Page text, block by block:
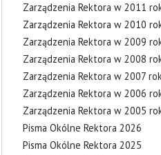
Zarządzenia Rektora w 2011
Zarządzenia Rektora w 2010
Zarządzenia Rektora w 2009
Zarządzenia Rektora w 2008
Zarządzenia Rektora w 2007
Zarządzenia Rektora w 2006
Zarządzenia Rektora w 2005
Pisma Okólne Rektora 2026
Pisma Okólne Rektora 2025